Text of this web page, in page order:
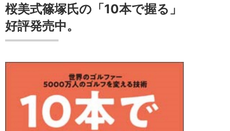
桜美式篠塚氏の「10本で握る」
好評発売中。